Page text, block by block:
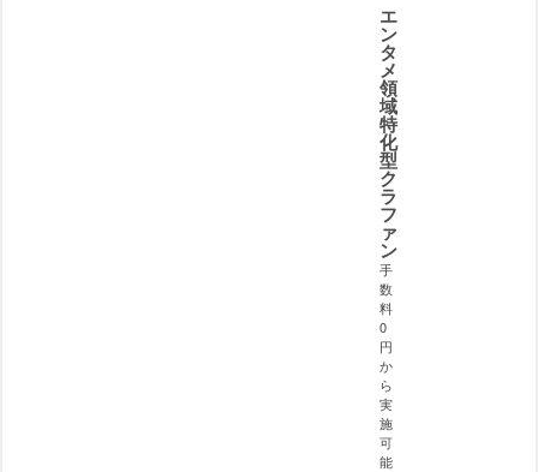
エ
ン
タ
メ
領
域
特
化
型
ク
ラ
フ
ァ
ン
手
数
料
0
円
か
ら
実
施
可
能